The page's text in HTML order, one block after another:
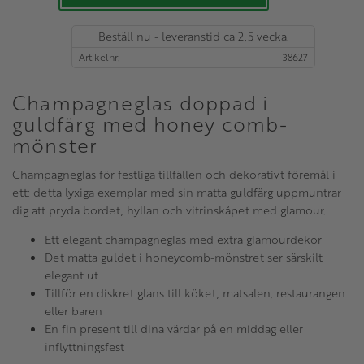
Beställ nu - leveranstid ca 2,5 vecka.
Artikelnr 38627
Champagneglas doppad i
guldfärg med honey comb-
mönster
Champagneglas för festliga tillfällen och dekorativt föremål i
ett: detta lyxiga exemplar med sin matta guldfärg uppmuntrar
dig att pryda bordet, hyllan och vitrinskåpet med glamour.
Ett elegant champagneglas med extra glamourdekor
Det matta guldet i honeycomb-mönstret ser särskilt
elegant ut
Tillför en diskret glans till köket, matsalen, restaurangen
eller baren
En fin present till dina värdar på en middag eller
inflyttningsfest